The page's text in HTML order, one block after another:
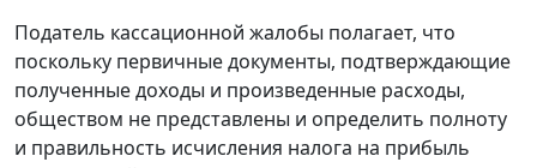
Податель кассационной жалобы полагает, что
поскольку первичные документы, подтверждающие
полученные доходы и произведенные расходы,
обществом не представлены и определить полноту
и правильность исчисления налога на прибыль